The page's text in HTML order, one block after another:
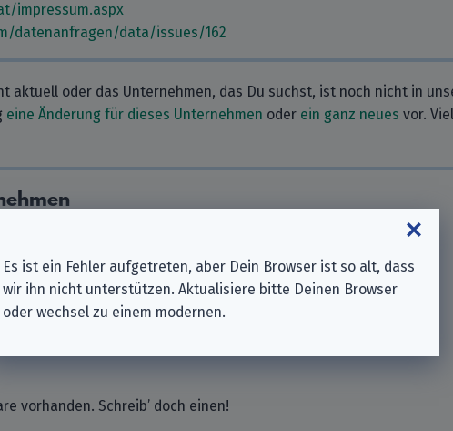
impressum.aspx
datenanfragen/data/issues/162
aktuell oder das Unternehmen, das Du suchst, ist noch nicht in
eine Änderung für dieses Unternehmen oder ein ganz neues vor.
GmbH
Aktiengesellschaft
KG
& Service GmbH
des Bundes
vorhanden. Schreib’ doch einen!
Es ist ein Fehler aufgetreten, aber Dein Browser ist so alt, dass
wir ihn nicht unterstützen. Aktualisiere bitte Deinen Browser
oder wechsel zu einem modernen.